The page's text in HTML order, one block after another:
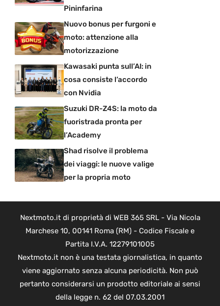
Pininfarina
Nuovo bonus per furgoni e
moto: attenzione alla
motorizzazione
Kawasaki punta sull’AI: in
cosa consiste l’accordo
con Nvidia
Suzuki DR-Z4S: la moto da
fuoristrada pronta per
l’Academy
Shad risolve il problema
dei viaggi: le nuove valige
per la propria moto
Nextmoto.it di proprietà di WEB 365 SRL - Via Nicola
Marchese 10, 00141 Roma (RM) - Codice Fiscale e
Partita I.V.A. 12279101005
Nextmoto.it non è una testata giornalistica, in quanto
viene aggiornato senza alcuna periodicità. Non può
pertanto considerarsi un prodotto editoriale ai sensi
della legge n. 62 del 07.03.2001